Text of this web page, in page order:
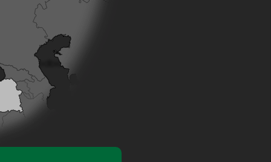
ryzyka odbicia